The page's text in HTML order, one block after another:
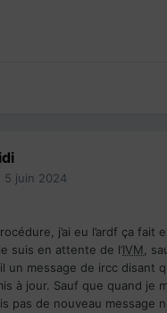
5 juin 2024
j’ai eu l’ardf ça fait
suis en attente de l’IVM ,
un message de ircc disant
à jour. Sauf que quand je
pas de nouveau message